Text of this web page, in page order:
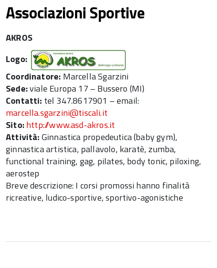
Associazioni Sportive
AKROS
Logo:
Coordinatore: Marcella Sgarzini
Sede:viale Europa 17 – Bussero (MI)
Contatti: tel 347.8617901 – email:
marcella.sgarzini@tiscali.it
Sito:http://www.asd-akros.it
Attività:Ginnastica propedeutica (baby gym),
ginnastica artistica, pallavolo, karatè, zumba,
functional training, gag, pilates, body tonic, piloxing,
aerostep
Breve descrizione: I corsi promossi hanno finalità
ricreative, ludico-sportive, sportivo-agonistiche